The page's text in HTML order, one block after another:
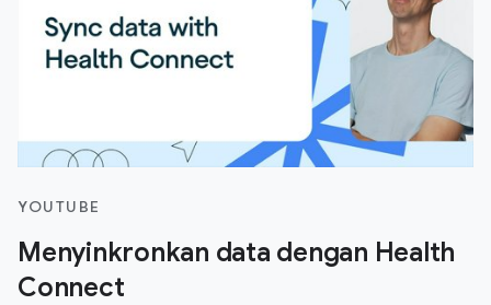
YOUTUBE
Menyinkronkan data dengan Health
Connect